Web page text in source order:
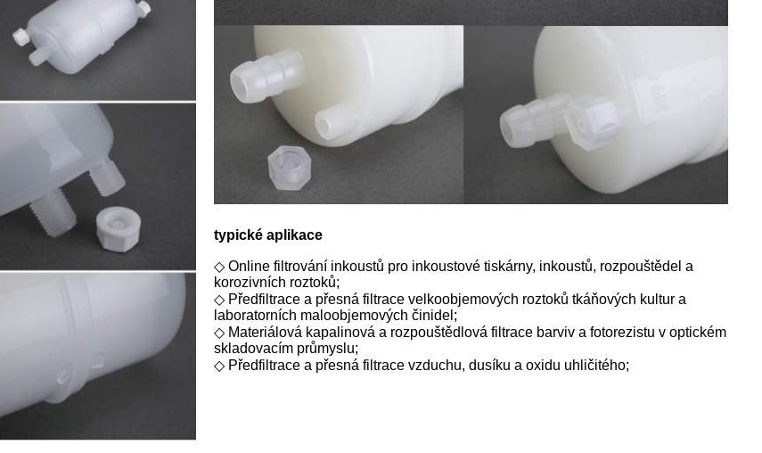
typické aplikace
◇ Online filtrování inkoustů pro inkoustové tiskárny, inkoustů, rozpouštědel a
korozivních roztoků;
◇ Předfiltrace a přesná filtrace velkoobjemových roztoků tkáňových kultur a
laboratorních maloobjemových činidel;
◇ Materiálová kapalinová a rozpouštědlová filtrace barviv a fotorezistu v optickém
skladovacím průmyslu;
◇ Předfiltrace a přesná filtrace vzduchu, dusíku a oxidu uhličitého;